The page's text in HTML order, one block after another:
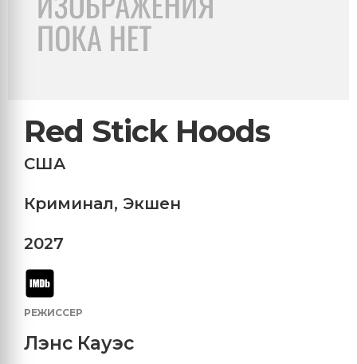
Red Stick Hoods
США
Криминал, Экшен
2027
РЕЖИССЕР
Лэнс Кауэс